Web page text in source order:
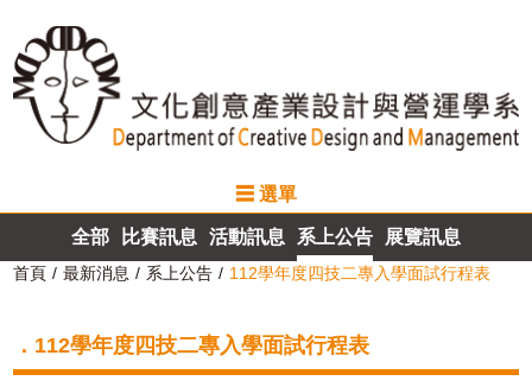
最新消息
系所介紹
☰ 選單
全部 比賽訊息 活動訊息 系上公告 展覽訊息
首頁 最新消息 系上公告 112學年度四技二專入學面試行程表
．112學年度四技二專入學面試行程表